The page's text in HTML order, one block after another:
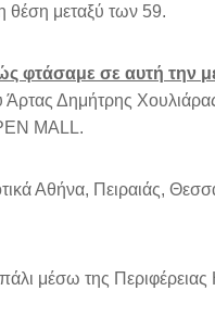
θέση μεταξύ των 59.
φτάσαμε σε αυτή την
Δημήτρης
MALL.
Αθήνα, Πειραιάς,
μέσω της